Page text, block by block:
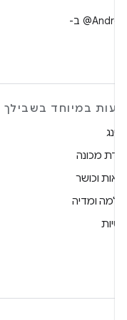
למעקב אחר ‎@AndroidDev ב-
הצעות במיוחד בשבילך
גיימינג
למידת מכונה
בריאות וכושר
מצלמה ומדיה
פרטיות